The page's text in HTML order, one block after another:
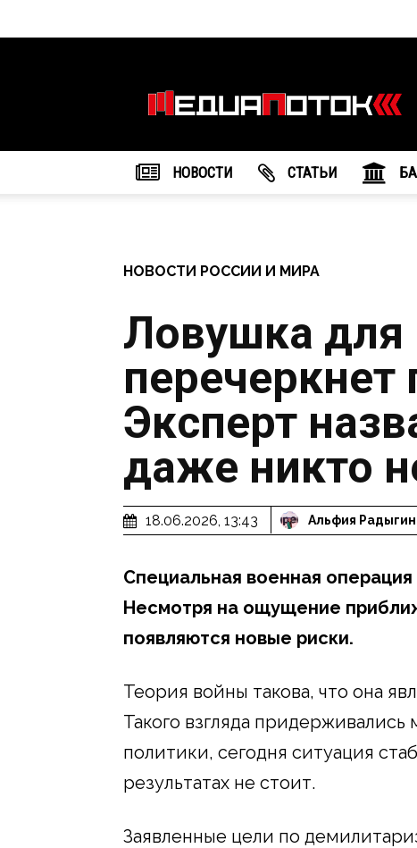
агентство
"МедиаПоток"
НОВОСТИ CТАТЬИ
НОВОСТИ РОССИИ И МИРА
Ловушка для
Эксперт
даже никто
18.06.2026, 13:43 Альфия
Специальная военная
Несмотря на ощущение
появляются новые риски.
Теория войны такова, что она
Такого взгляда
политики, сегодня ситуация
результатах не стоит.
Заявленные цели по